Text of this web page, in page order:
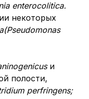
enterocolitica.
некоторых
(Pseudomonas
и
полости,
perfringens;